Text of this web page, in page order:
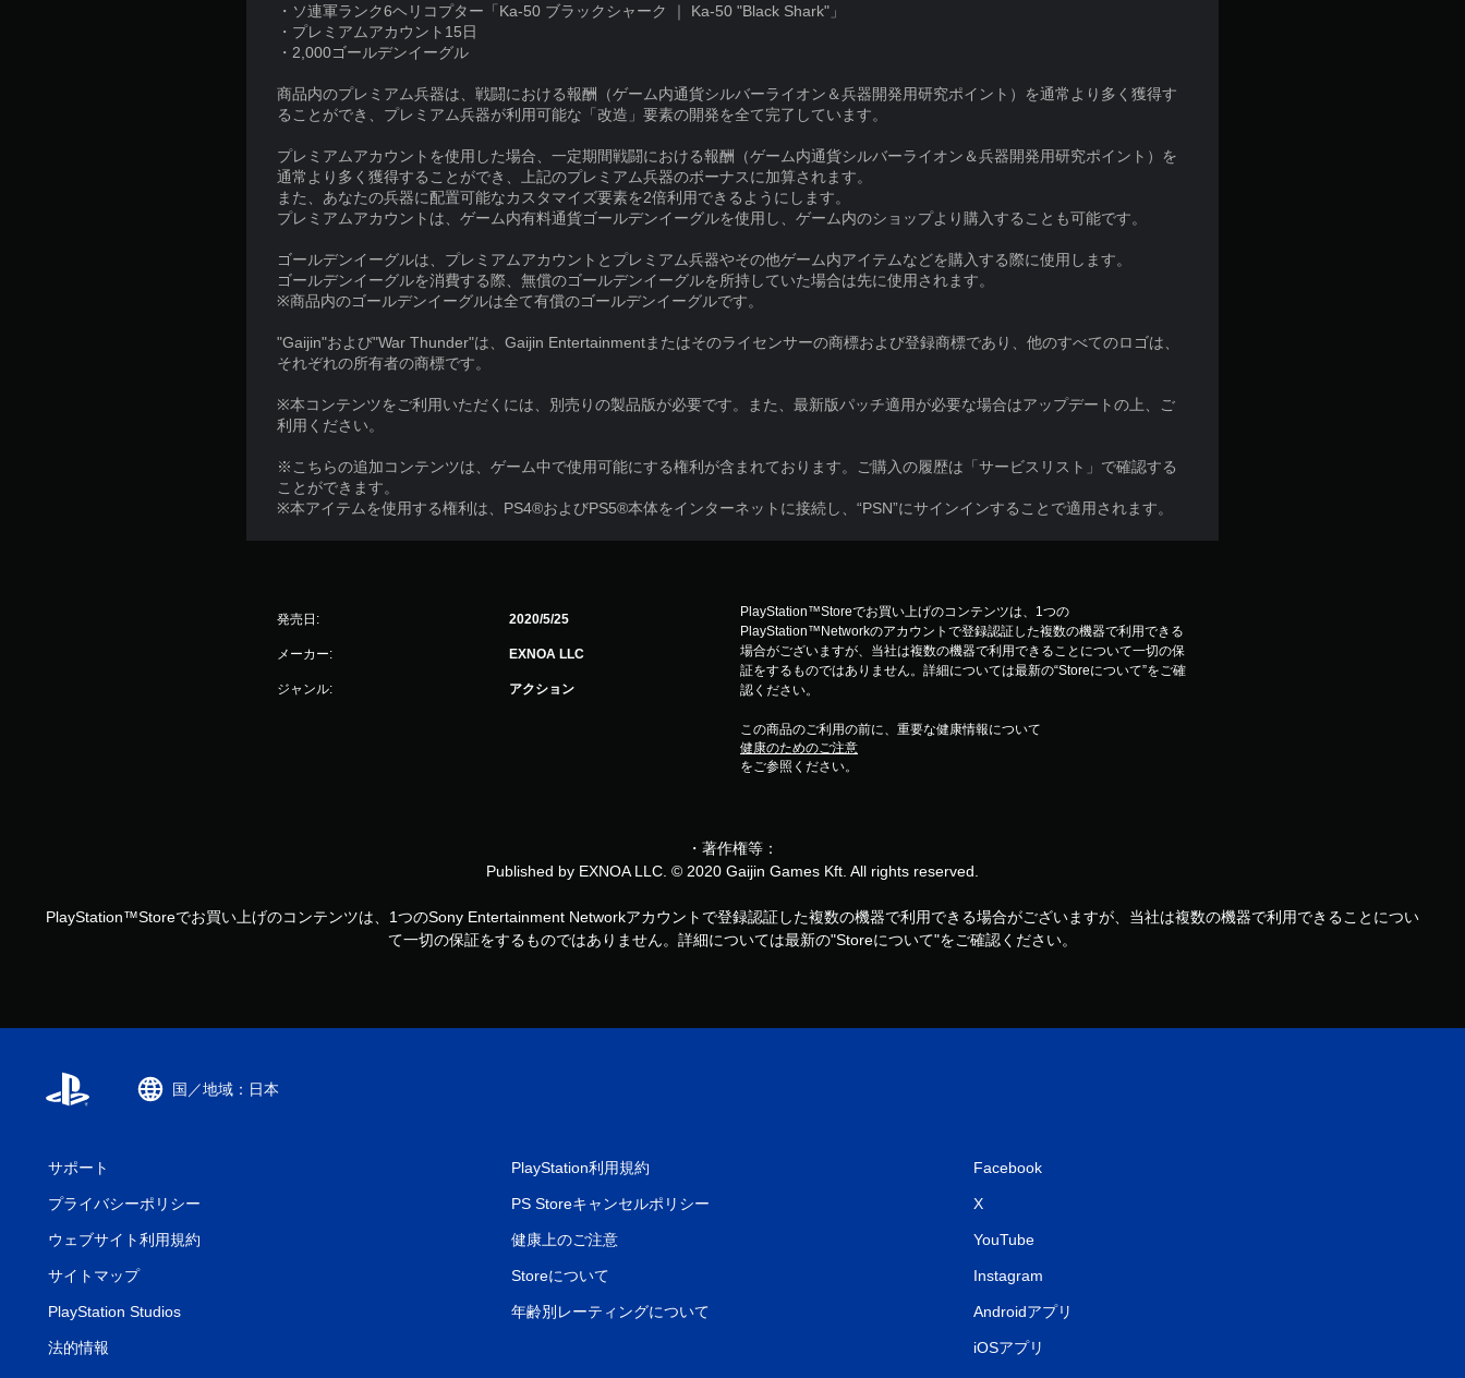
・ソ連軍ランク6ヘリコプター「Ka-50 ブラックシャーク ｜ Ka-50 "Black Shark"」
・プレミアムアカウント15日
・2,000ゴールデンイーグル
商品内のプレミアム兵器は、戦闘における報酬（ゲーム内通貨シルバーライオン＆兵器開発用研究ポイント）を通常より多く獲得す
ることができ、プレミアム兵器が利用可能な「改造」要素の開発を全て完了しています。
プレミアムアカウントを使用した場合、一定期間戦闘における報酬（ゲーム内通貨シルバーライオン＆兵器開発用研究ポイント）を
通常より多く獲得することができ、上記のプレミアム兵器のボーナスに加算されます。
また、あなたの兵器に配置可能なカスタマイズ要素を2倍利用できるようにします。
プレミアムアカウントは、ゲーム内有料通貨ゴールデンイーグルを使用し、ゲーム内のショップより購入することも可能です。
ゴールデンイーグルは、プレミアムアカウントとプレミアム兵器やその他ゲーム内アイテムなどを購入する際に使用します。
ゴールデンイーグルを消費する際、無償のゴールデンイーグルを所持していた場合は先に使用されます。
※商品内のゴールデンイーグルは全て有償のゴールデンイーグルです。
"Gaijin"および"War Thunder"は、Gaijin Entertainmentまたはそのライセンサーの商標および登録商標であり、他のすべてのロゴは、
それぞれの所有者の商標です。
※本コンテンツをご利用いただくには、別売りの製品版が必要です。また、最新版パッチ適用が必要な場合はアップデートの上、ご
利用ください。
※こちらの追加コンテンツは、ゲーム中で使用可能にする権利が含まれております。ご購入の履歴は「サービスリスト」で確認する
ことができます。
※本アイテムを使用する権利は、PS4®およびPS5®本体をインターネットに接続し、“PSN”にサインインすることで適用されます。
発売日: 2020/5/25
メーカー: EXNOA LLC
ジャンル: アクション
PlayStation™Storeでお買い上げのコンテンツは、1つの
PlayStation™Networkのアカウントで登録認証した複数の機器で利用できる
場合がございますが、当社は複数の機器で利用できることについて一切の保
証をするものではありません。詳細については最新の“Storeについて”をご確
認ください。
この商品のご利用の前に、重要な健康情報について
健康のためのご注意
をご参照ください。
・著作権等：
Published by EXNOA LLC. © 2020 Gaijin Games Kft. All rights reserved.
PlayStation™Storeでお買い上げのコンテンツは、1つのSony Entertainment Networkアカウントで登録認証した複数の機器で利用できる場合がございますが、当社は複数の機器で利用できることについ
て一切の保証をするものではありません。詳細については最新の"Storeについて"をご確認ください。
国／地域：日本
サポート
プライバシーポリシー
ウェブサイト利用規約
サイトマップ
PlayStation Studios
法的情報
PlayStation利用規約
PS Storeキャンセルポリシー
健康上のご注意
Storeについて
年齢別レーティングについて
Facebook
X
YouTube
Instagram
Androidアプリ
iOSアプリ